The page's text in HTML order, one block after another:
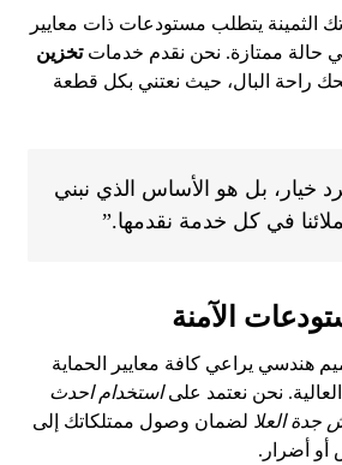
الثمينة يتطلب مستودعات ذات معايير
حالة ممتازة. نحن نقدم خدماتتخزين
راحة البال، حيث نعتني بكل قطعة
خيار، بل هو الأساس الذي نبني
في كل خدمة نقدمها.”
الآمنة
هندسي يراعي كافة معايير الحماية
نحن نعتمد علىاستخدام احدث
جدة العلا لضمان وصول ممتلكاتك إلى
أو أضرار.